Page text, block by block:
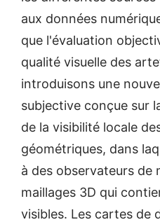
aux données
que l'évaluation
qualité visuelle des
introduisons une
subjective conçue sur
de la visibilité locale
géométriques, dans
à des observateurs de
maillages 3D qui
visibles. Les cartes de